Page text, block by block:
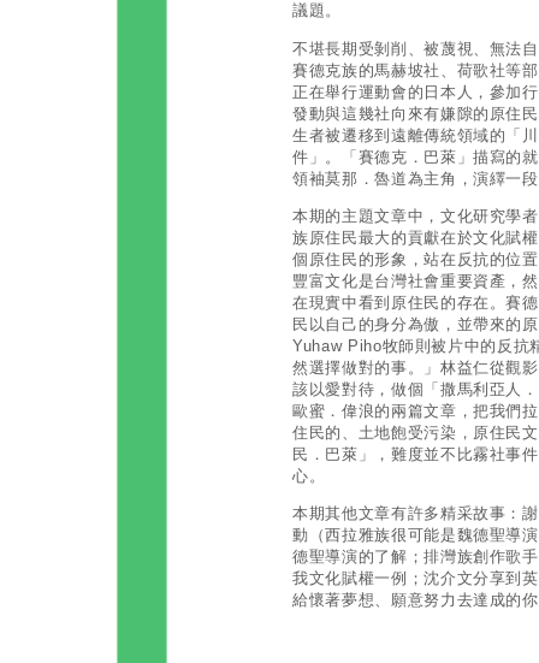
議題。
不堪長期受剝削、被蔑視、無法
賽德克族的馬赫坡社、荷歌社等
正在舉行運動會的日本人，參加
發動與這幾社向來有嫌隙的原住
生者被遷移到遠離傳統領域的「
件」。「賽德克．巴萊」描寫的
領袖莫那．魯道為主角，演繹一
本期的主題文章中，文化研究學
族原住民最大的貢獻在於文化賦
個原住民的形象，站在反抗的位
豐富文化是台灣社會重要資產，
在現實中看到原住民的存在。賽
民以自己的身分為傲，並帶來的
Yuhaw Piho牧師則被片中的反抗
然選擇做對的事。」林益仁從觀
該以愛對待，做個「撒馬利亞人
歐蜜．偉浪的兩篇文章，把我們
住民的、土地飽受污染，原住民
民．巴萊」，難度並不比霧社事
心。
本期其他文章有許多精采故事：
動（西拉雅族很可能是魏德聖導
德聖導演的了解；排灣族創作歌
我文化賦權一例；沈介文分享到
給懷著夢想、願意努力去達成的